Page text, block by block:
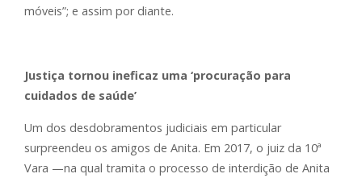
móveis”; e assim por diante.
Justiça tornou ineficaz uma ‘procuração para
cuidados de saúde’
Um dos desdobramentos judiciais em particular
surpreendeu os amigos de Anita. Em 2017, o juiz da 10ª
Vara —na qual tramita o processo de interdição de Anita